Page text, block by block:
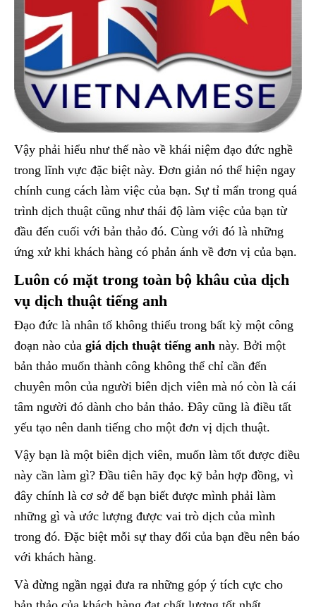
Vậy phải hiểu như thế nào về khái niệm đạo đức nghề
trong lĩnh vực đặc biệt này. Đơn giản nó thể hiện ngay
chính cung cách làm việc của bạn. Sự tỉ mẩn trong quá
trình dịch thuật cũng như thái độ làm việc của bạn từ
đầu đến cuối với bản thảo đó. Cùng với đó là những
ứng xử khi khách hàng có phản ánh về đơn vị của bạn.
Luôn có mặt trong toàn bộ khâu của dịch
vụ dịch thuật tiếng anh
Đạo đức là nhân tố không thiếu trong bất kỳ một công
đoạn nào của giá dịch thuật tiếng anh này. Bởi một
bản thảo muốn thành công không thể chỉ cần đến
chuyên môn của người biên dịch viên mà nó còn là cái
tâm người đó dành cho bản thảo. Đây cũng là điều tất
yếu tạo nên danh tiếng cho một đơn vị dịch thuật.
Vậy bạn là một biên dịch viên, muốn làm tốt được điều
này cần làm gì? Đầu tiên hãy đọc kỹ bản hợp đồng, vì
đây chính là cơ sở để bạn biết được mình phải làm
những gì và ước lượng được vai trò dịch của mình
trong đó. Đặc biệt mỗi sự thay đổi của bạn đều nên báo
với khách hàng.
Và đừng ngần ngại đưa ra những góp ý tích cực cho